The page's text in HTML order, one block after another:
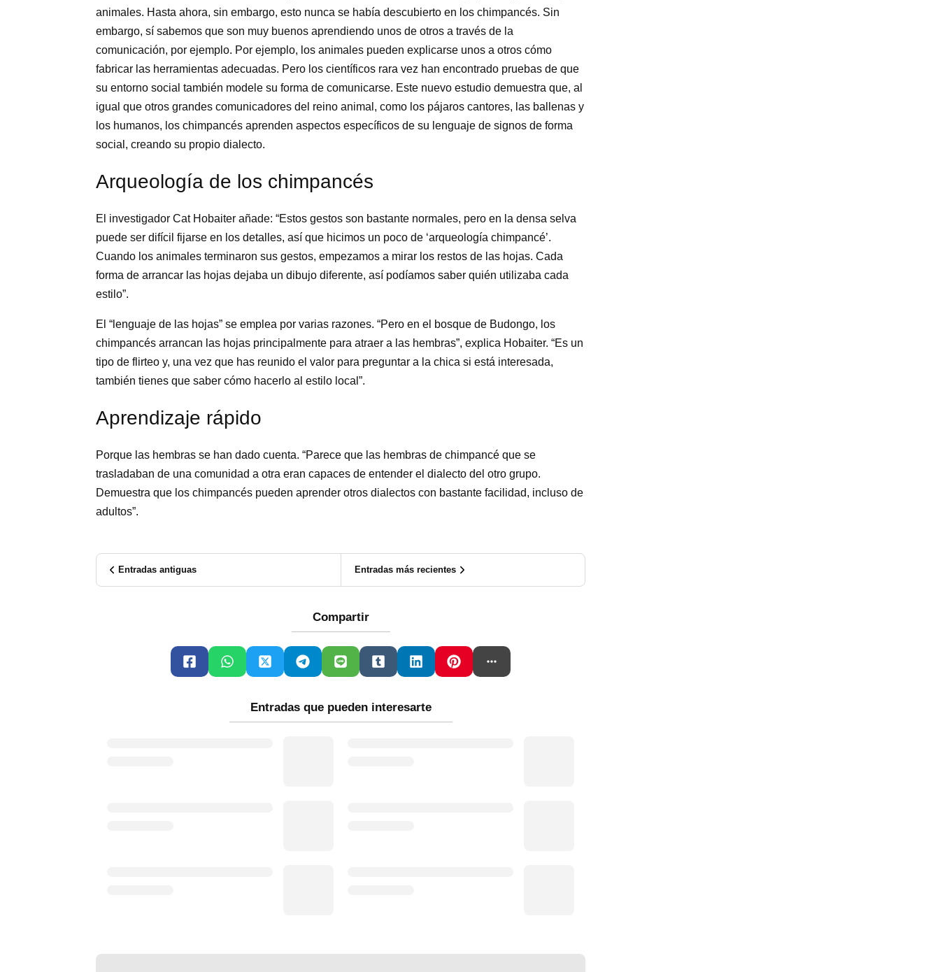
animales. Hasta ahora, sin embargo, esto nunca se había descubierto en los chimpancés. Sin
embargo, sí sabemos que son muy buenos aprendiendo unos de otros a través de la
comunicación, por ejemplo. Por ejemplo, los animales pueden explicarse unos a otros cómo
fabricar las herramientas adecuadas. Pero los científicos rara vez han encontrado pruebas de que
su entorno social también modele su forma de comunicarse. Este nuevo estudio demuestra que, al
igual que otros grandes comunicadores del reino animal, como los pájaros cantores, las ballenas y
los humanos, los chimpancés aprenden aspectos específicos de su lenguaje de signos de forma
social, creando su propio dialecto.
Arqueología de los chimpancés
El investigador Cat Hobaiter añade: “Estos gestos son bastante normales, pero en la densa selva
puede ser difícil fijarse en los detalles, así que hicimos un poco de ‘arqueología chimpancé’.
Cuando los animales terminaron sus gestos, empezamos a mirar los restos de las hojas. Cada
forma de arrancar las hojas dejaba un dibujo diferente, así podíamos saber quién utilizaba cada
estilo”.
El “lenguaje de las hojas” se emplea por varias razones. “Pero en el bosque de Budongo, los
chimpancés arrancan las hojas principalmente para atraer a las hembras”, explica Hobaiter. “Es un
tipo de flirteo y, una vez que has reunido el valor para preguntar a la chica si está interesada,
también tienes que saber cómo hacerlo al estilo local”.
Aprendizaje rápido
Porque las hembras se han dado cuenta. “Parece que las hembras de chimpancé que se
trasladaban de una comunidad a otra eran capaces de entender el dialecto del otro grupo.
Demuestra que los chimpancés pueden aprender otros dialectos con bastante facilidad, incluso de
adultos”.
Entradas antiguas Entradas más recientes
Compartir
Entradas que pueden interesarte